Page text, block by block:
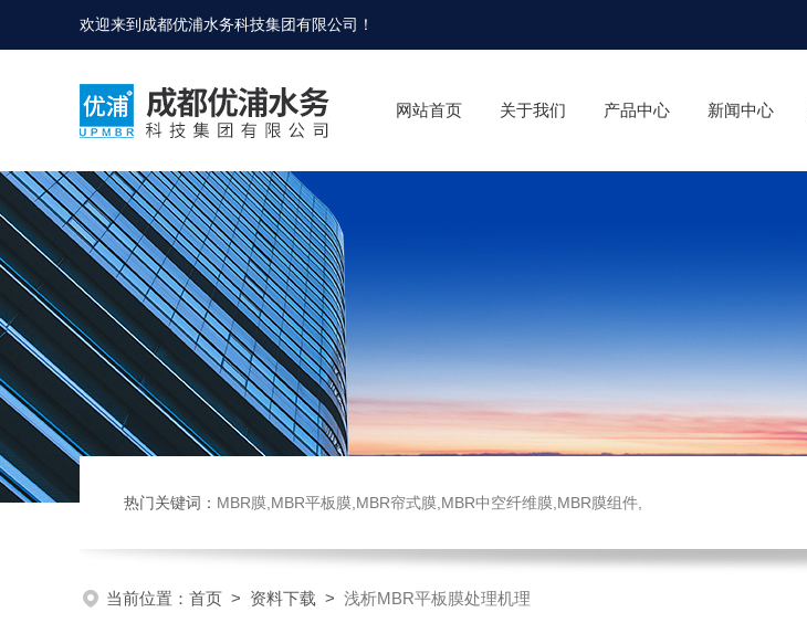
欢迎来到 成都优浦水务科技集团有限公司 ！
网站首页 关于我们 产品中心 新闻中心
热门关键词： MBR膜,MBR平板膜,MBR帘式膜,MBR中空纤维膜,MBR膜组件,
当前位置： 首页 > 资料下载 > 浅析MBR平板膜处理机理